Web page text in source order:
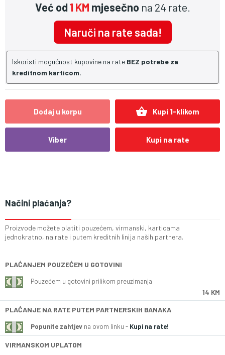
Već od1 KM mjesečno na 24 rate.
Naruči na rate sada!
Iskoristi mogućnost kupovine na rate BEZ potrebe za
kreditnom karticom.
Dodaj u korpu shopping_basket Kupi 1-klikom
Viber Kupi na rate
Načini plaćanja?
Proizvode možete platiti pouzećem, virmanski, karticama
jednokratno, na rate i putem kreditnih linija naših partnera.
PLAĆANJEM POUZEĆEM U GOTOVINI
Pouzećem u gotovini prilikom preuzimanja
14 KM
PLAĆANJE NA RATE PUTEM PARTNERSKIH BANAKA
Popunite zahtjev na ovom linku - Kupi na rate!
VIRMANSKOM UPLATOM